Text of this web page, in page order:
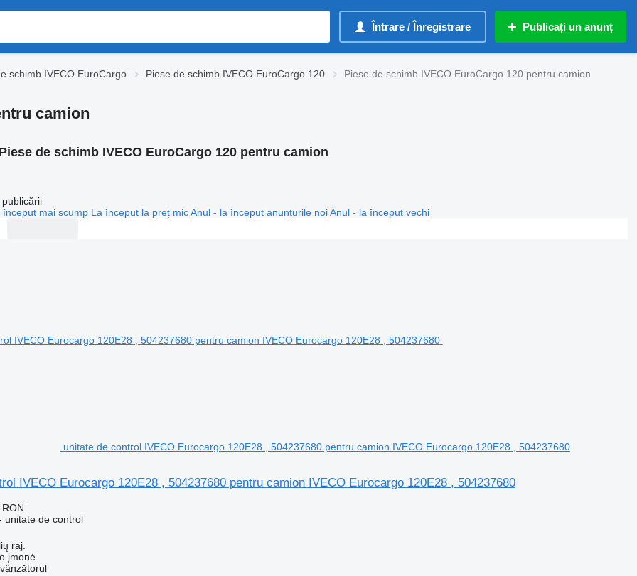
Întrare / Înregistrare Publicați un anunț
schimb IVECO EuroCargo Piese de schimb IVECO EuroCargo 120 Piese de schimb IVECO EuroCargo 120 pentru camion
camion
Piese de schimb IVECO EuroCargo 120 pentru camion
publicării
început mai scump La început la preț mic Anul - la început anunțurile noi Anul - la început vechi
unitate de control IVECO Eurocargo 120E28 , 504237680 pentru camion IVECO Eurocargo 120E28 , 504237680
IVECO Eurocargo 120E28 , 504237680 pentru camion IVECO Eurocargo 120E28 , 504237680
unitate de control
raj.
įmonė